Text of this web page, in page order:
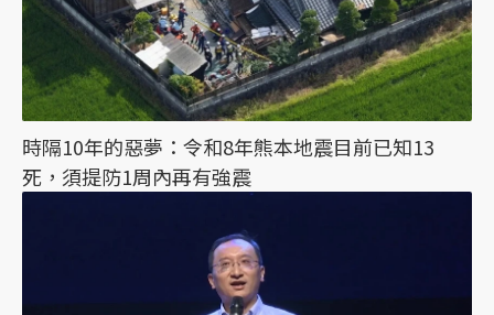
時隔10年的惡夢：令和8年熊本地震目前已知13
死，須提防1周內再有強震